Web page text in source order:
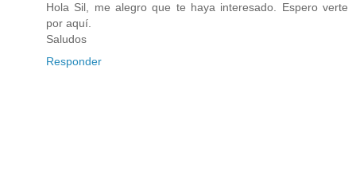
Hola Sil, me alegro que te haya interesado. Espero verte
por aquí.
Saludos
Responder